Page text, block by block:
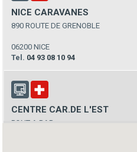
NICE CARAVANES
890 ROUTE DE GRENOBLE
06200 NICE
Tel. 04 93 08 10 94
CENTRE CAR.DE L'EST
PONT A BAR